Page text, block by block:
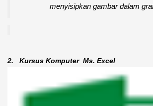
menyisipkan gambar dalam
2. Kursus Komputer Ms. Excel